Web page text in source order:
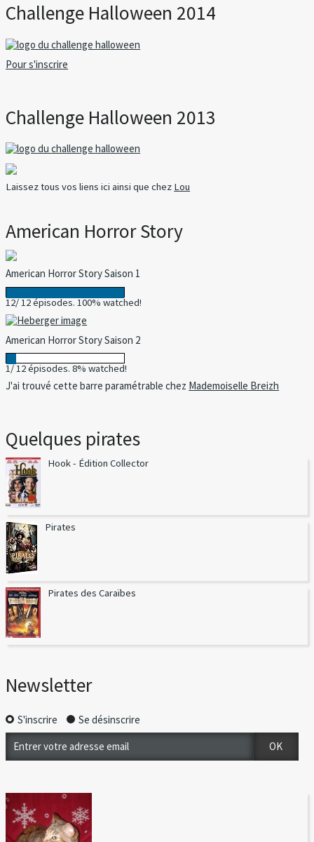
Challenge Halloween 2014
Pour s'inscrire
Challenge Halloween 2013
Laissez tous vos liens ici ainsi que chez Lou
American Horror Story
American Horror Story Saison 1
12/ 12 épisodes. 100% watched!
American Horror Story Saison 2
1/ 12 épisodes. 8% watched!
J'ai trouvé cette barre paramétrable chez Mademoiselle Breizh
Quelques pirates
Hook - Édition Collector
Pirates
Pirates des Caraïbes
Newsletter
S'inscrire Se désinscrire